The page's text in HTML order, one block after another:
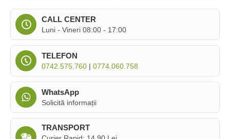
CALL CENTER
Luni - Vineri 08:00 - 17:00
TELEFON
0742.575.760 | 0774.060.758
WhatsApp
Solicită informații
TRANSPORT